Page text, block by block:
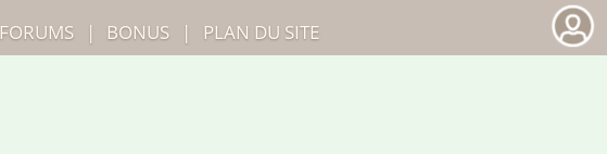
FORUMS | BONUS | PLAN DU SITE